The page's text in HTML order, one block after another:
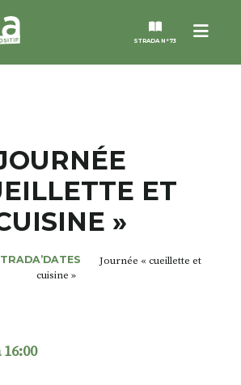
Menu
STRADA N°73
ET
»
Journée « cueillette et
cuisine »
16:00